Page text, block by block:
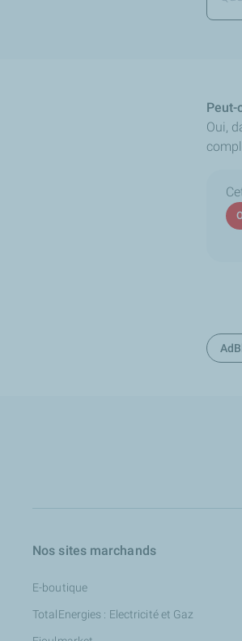
Peut-
Oui,
Nos sites marchands
E-boutique
TotalEnergies : Electricité et Gaz